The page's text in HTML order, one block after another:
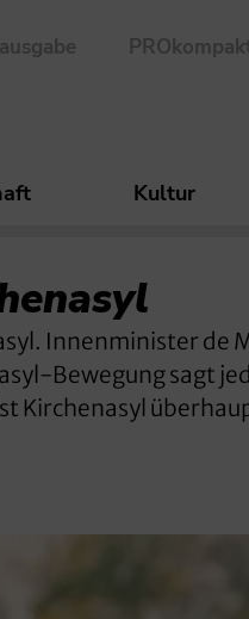
Kultur
Innenminister
Bewegung sagt
Kirchenasyl